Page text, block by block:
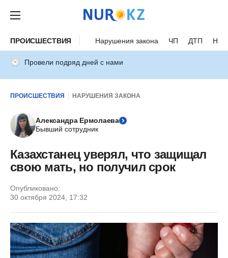
ПРОИСШЕСТВИЯ Нарушения закона ЧП ДТП
Провели подряд дней с нами
ПРОИСШЕСТВИЯ НАРУШЕНИЯ ЗАКОНА
Александра Ермолаева
Бывший сотрудник
Казахстанец уверял, что защищал
свою мать, но получил срок
Опубликовано:
30 октября 2024, 17:32